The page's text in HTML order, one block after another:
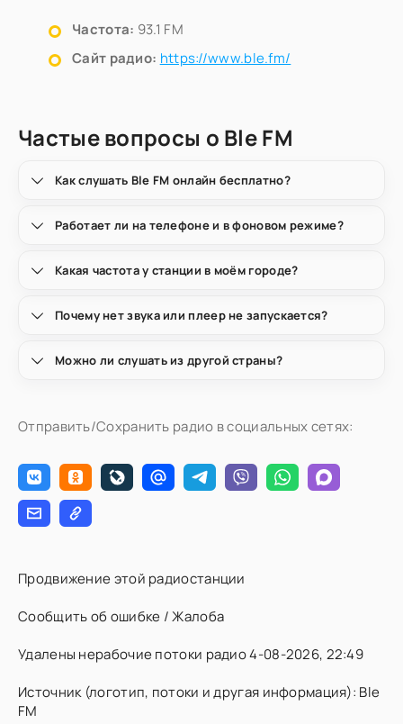
Частота: 93.1 FM
Сайт радио: https://www.ble.fm/
Частые вопросы о Ble FM
Как слушать Ble FM онлайн бесплатно?
Работает ли на телефоне и в фоновом режиме?
Какая частота у станции в моём городе?
Почему нет звука или плеер не запускается?
Можно ли слушать из другой страны?
Отправить/Сохранить радио в социальных сетях:
Продвижение этой радиостанции
Сообщить об ошибке / Жалоба
Удалены нерабочие потоки радио 4-08-2026, 22:49
Источник (логотип, потоки и другая информация): Ble
FM